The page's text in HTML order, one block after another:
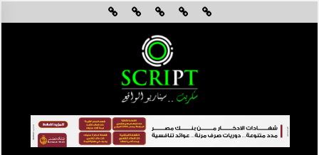
to